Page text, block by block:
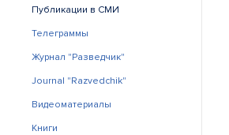
Публикации в СМИ
Телеграммы
Журнал "Разведчик"
Journal "Razvedchik"
Видеоматериалы
Книги